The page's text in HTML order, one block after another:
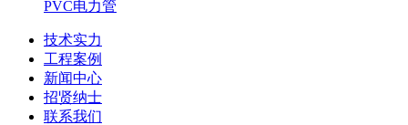
PVC电力管
技术实力
工程案例
新闻中心
招贤纳士
联系我们